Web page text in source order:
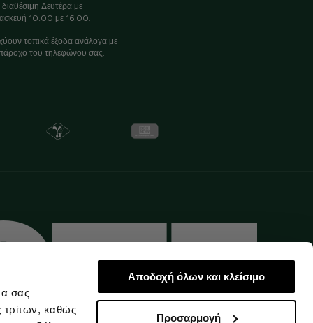
σας
τρίτων, καθώς
Αποδοχή όλων και κλείσιμο
Προσαρμογή
διαθέσιμη Δευτέρα με
10:00 με 16:00.
τοπικά έξοδα ανάλογα με
του τηλεφώνου σας.